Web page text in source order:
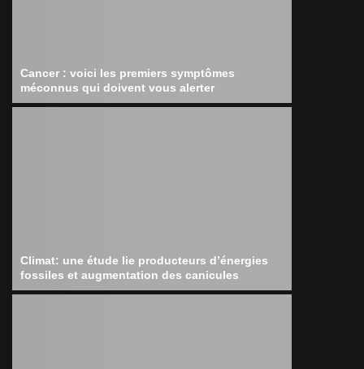
Cancer : voici les premiers symptômes
méconnus qui doivent vous alerter
Climat: une étude lie producteurs d’énergies
fossiles et augmentation des canicules